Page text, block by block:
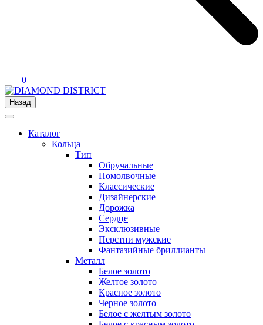
0
Назад
Каталог
Кольца
Тип
Обручальные
Помолвочные
Классические
Дизайнерские
Дорожка
Сердце
Эксклюзивные
Перстни мужские
Фантазийные бриллианты
Металл
Белое золото
Желтое золото
Красное золото
Черное золото
Белое с желтым золото